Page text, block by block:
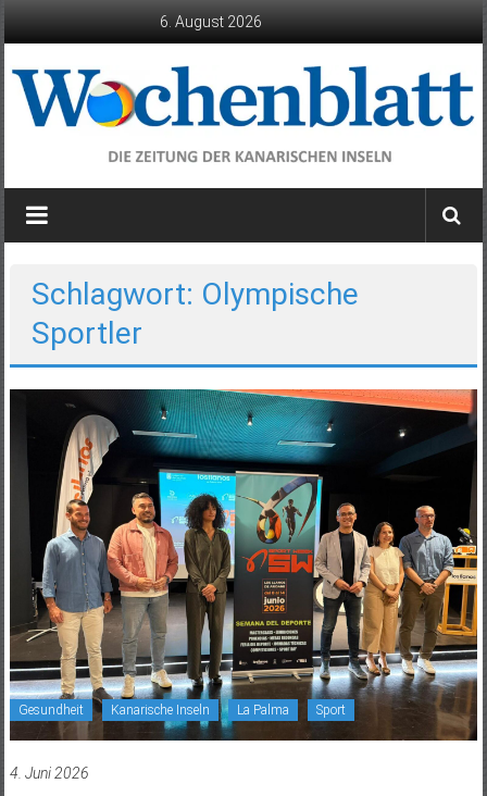
6. August 2026
Wochenblatt
die
Kanarischen
Inseln
Schlagwort: Olympische
Sportler
Gesundheit Kanarische Inseln La Palma Sport
4. Juni 2026